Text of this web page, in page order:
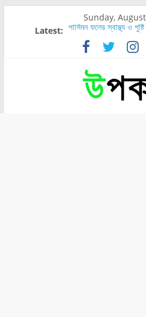
Sunday,
Latest: পার্সিমন ফলের স্বাস্থ্য ও
গুরুত্বপূর্ণ কিছু বাংলা
শরীরের কোন অংশে বেডসোর
নাসাল টিউব কতদিন রাখা যায়?
রোগীর পিঠ, কোমর এবং